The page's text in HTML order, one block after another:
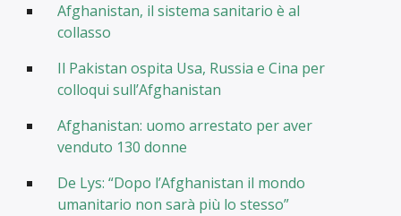
Afghanistan, il sistema sanitario è al
collasso
Il Pakistan ospita Usa, Russia e Cina per
colloqui sull’Afghanistan
Afghanistan: uomo arrestato per aver
venduto 130 donne
De Lys: “Dopo l’Afghanistan il mondo
umanitario non sarà più lo stesso”